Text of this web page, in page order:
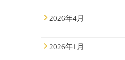
2026年4月
2026年1月